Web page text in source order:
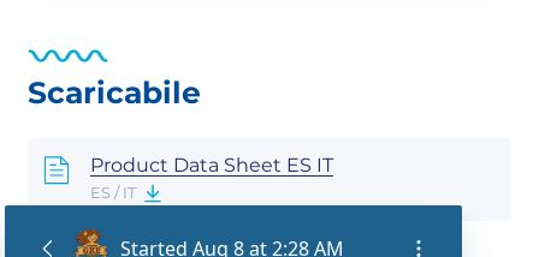
Scaricabile
Product Data Sheet ES IT
ES / IT